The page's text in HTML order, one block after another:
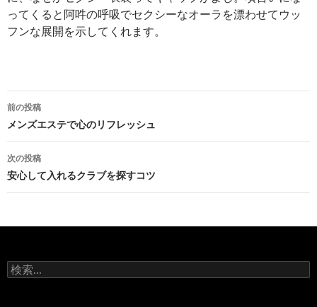
ってくると阿吽の呼吸でセクシーなオーラを漂わせてウッ
フンな展開を示してくれます。
投
稿
ナ
ゲ
シ
前の投稿
メンズエステで心のリフレッシュ
次の投稿
安心して入れるクラブを探すコツ
検
索